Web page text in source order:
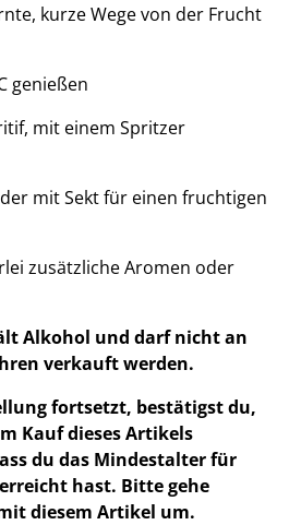
kurze Wege von der Frucht
genießen
mit einem Spritzer
mit Sekt für einen fruchtigen
zusätzliche Aromen oder
Alkohol und darf nicht an
verkauft werden.
fortsetzt, bestätigst du,
Kauf dieses Artikels
du das Mindestalter für
hast. Bitte gehe
diesem Artikel um.